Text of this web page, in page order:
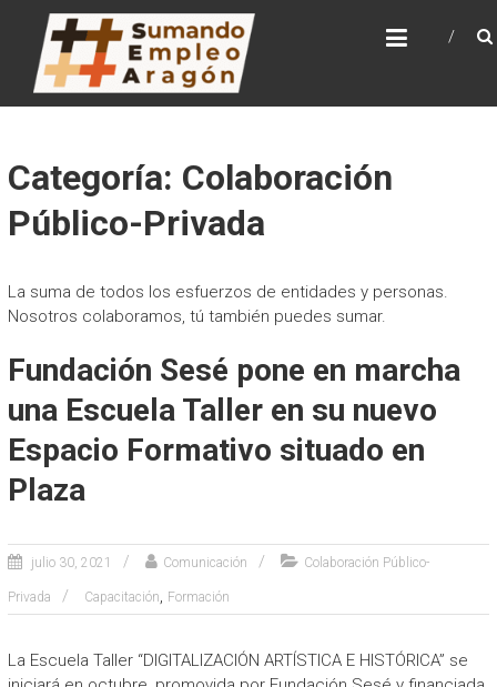
contenido
SUMANDO EMPLEO
ARAGÓN
Web de la Iniciativa Sumando Empleo Aragón
Categoría: Colaboración
Público-Privada
La suma de todos los esfuerzos de entidades y personas.
Nosotros colaboramos, tú también puedes sumar.
Fundación Sesé pone en marcha
una Escuela Taller en su nuevo
Espacio Formativo situado en
Plaza
julio 30, 2021 Comunicación Colaboración Público-
Privada Capacitación, Formación
La Escuela Taller “DIGITALIZACIÓN ARTÍSTICA E HISTÓRICA” se